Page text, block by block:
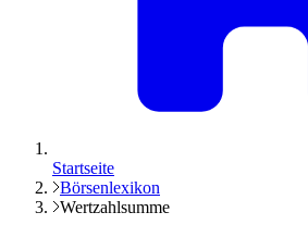
Startseite
Börsenlexikon
Wertzahlsumme